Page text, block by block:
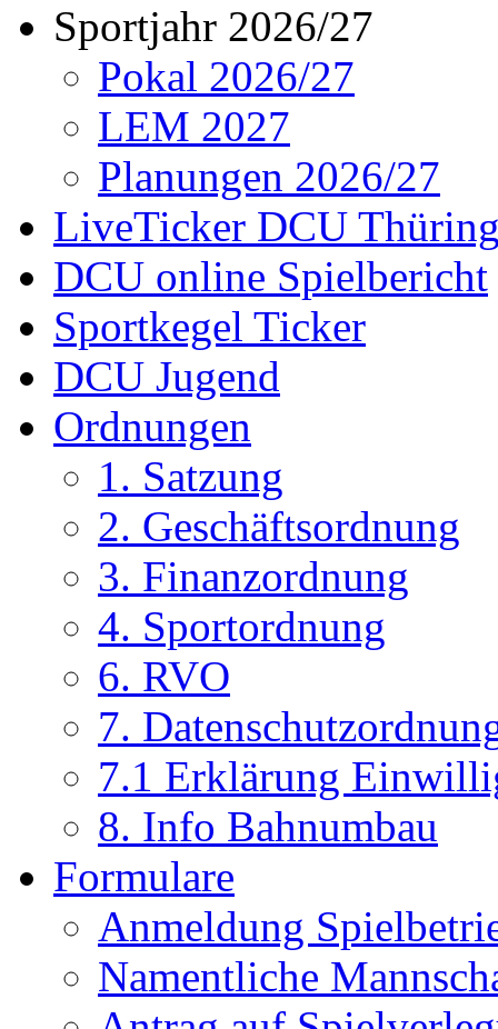
Sportjahr 2026/27
Pokal 2026/27
LEM 2027
Planungen 2026/27
LiveTicker DCU
DCU online Spielbericht
Sportkegel Ticker
DCU Jugend
Ordnungen
1. Satzung
2. Geschäftsordnung
3. Finanzordnung
4. Sportordnung
6. RVO
7.
7.1 Erklärung
8. Info Bahnumbau
Formulare
Anmeldung
Namentliche